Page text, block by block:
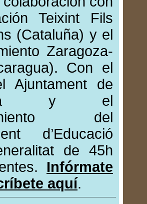
Teixint Fils
(Cataluña) y el
Zaragoza-
Con el
Ajuntament de
y el
del
d’Educació
de 45h
Infórmate
aquí.